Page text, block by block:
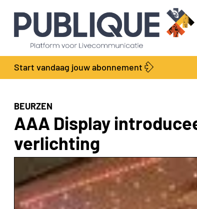
Start vandaag jouw abonnement
BEURZEN
AAA Display
verlichting